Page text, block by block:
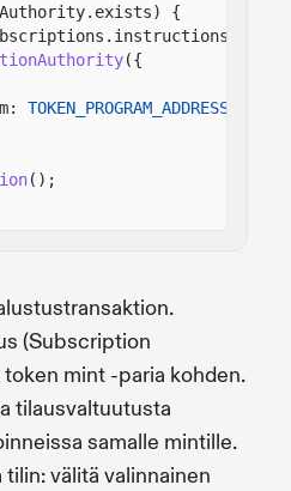
{
({
TOKEN_PROGRAM_ADDRESS
();
(Subscription
mint -paria kohden.
tilausvaltuutusta
samalle mintille.
välitä valinnainen